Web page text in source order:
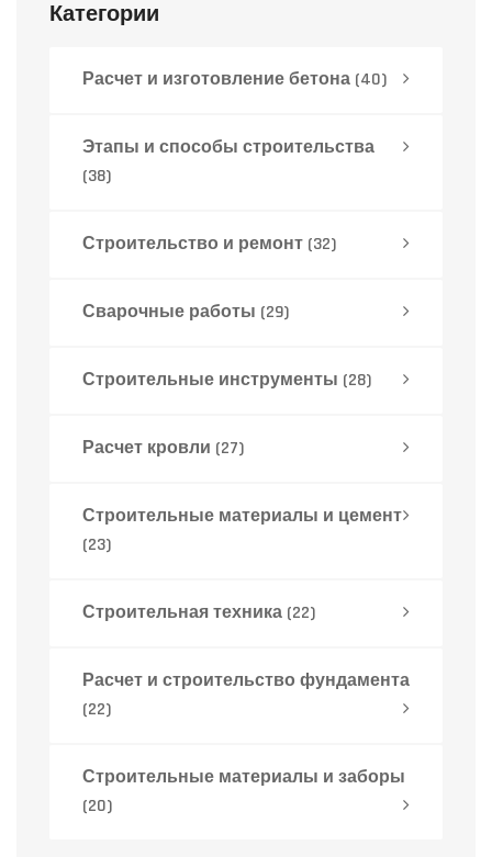
Категории
Расчет и изготовление бетона (40)
Этапы и способы строительства
(38)
Строительство и ремонт (32)
Сварочные работы (29)
Строительные инструменты (28)
Расчет кровли (27)
Строительные материалы и цемент
(23)
Строительная техника (22)
Расчет и строительство фундамента
(22)
Строительные материалы и заборы
(20)